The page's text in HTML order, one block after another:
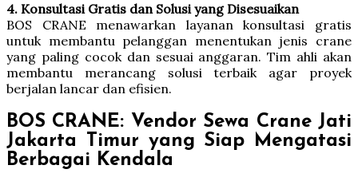
4. Konsultasi Gratis dan Solusi yang Disesuaikan
BOS CRANE menawarkan layanan konsultasi gratis
untuk membantu pelanggan menentukan jenis crane
yang paling cocok dan sesuai anggaran. Tim ahli akan
membantu merancang solusi terbaik agar proyek
berjalan lancar dan efisien.
BOS CRANE: Vendor Sewa Crane Jati
Jakarta Timur yang Siap Mengatasi
Berbagai Kendala